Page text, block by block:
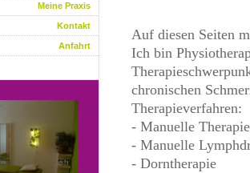
Auf diesen Seiten
Ich bin
chronischen
Therapieverfahren:
- Manuelle Therapie
- Manuelle
- Dorntherapie
Meine Praxis
Kontakt
Anfahrt